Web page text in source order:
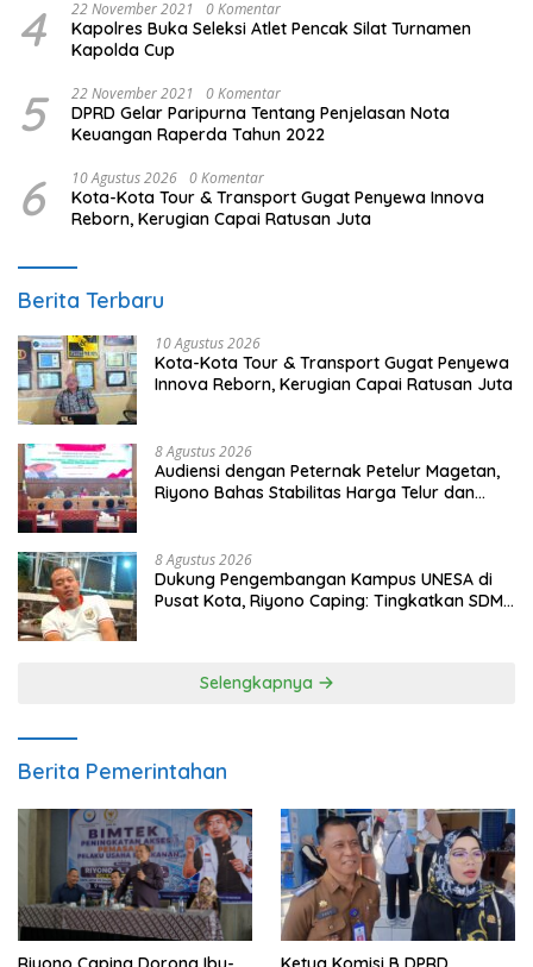
4 22 November 2021 0 Komentar
Kapolres Buka Seleksi Atlet Pencak Silat Turnamen
Kapolda Cup
5 22 November 2021 0 Komentar
DPRD Gelar Paripurna Tentang Penjelasan Nota
Keuangan Raperda Tahun 2022
6 10 Agustus 2026 0 Komentar
Kota-Kota Tour & Transport Gugat Penyewa Innova
Reborn, Kerugian Capai Ratusan Juta
Berita Terbaru
10 Agustus 2026
Kota-Kota Tour & Transport Gugat Penyewa
Innova Reborn, Kerugian Capai Ratusan Juta
8 Agustus 2026
Audiensi dengan Peternak Petelur Magetan,
Riyono Bahas Stabilitas Harga Telur dan
8 Agustus 2026
Dukung Pengembangan Kampus UNESA di
Pusat Kota, Riyono Caping: Tingkatkan SDM
Selengkapnya
Berita Pemerintahan